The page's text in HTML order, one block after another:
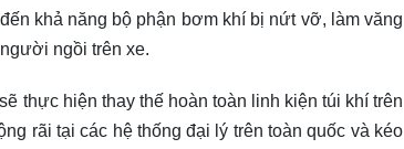
khả năng bộ phận bơm khí bị nứt vỡ, làm văng
ngồi trên xe.
thực hiện thay thế hoàn toàn linh kiện túi khí trên
rãi tại các hệ thống đại lý trên toàn quốc và kéo